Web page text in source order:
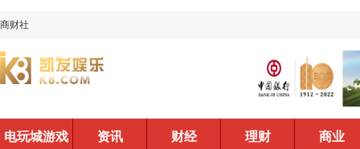
商财社
电玩城游戏 资讯 财经 理财 商业